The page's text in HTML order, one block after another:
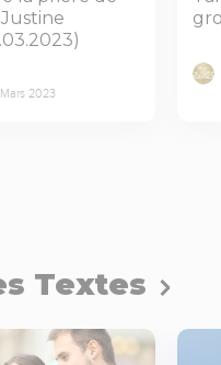
Mars 2023
Textes